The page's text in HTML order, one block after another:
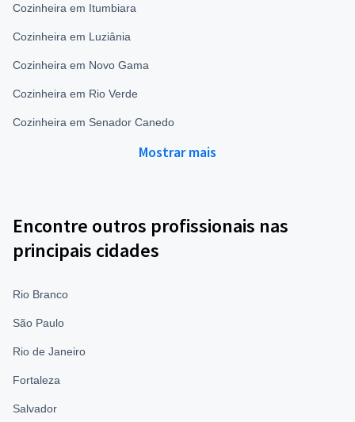
Cozinheira em Itumbiara
Cozinheira em Luziânia
Cozinheira em Novo Gama
Cozinheira em Rio Verde
Cozinheira em Senador Canedo
Mostrar mais
Encontre outros profissionais nas
principais cidades
Rio Branco
São Paulo
Rio de Janeiro
Fortaleza
Salvador